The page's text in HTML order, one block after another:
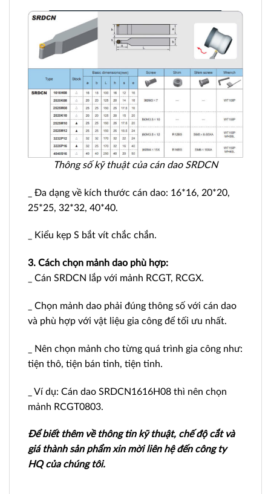
Thông số kỹ thuật của cán dao SRDCN
_ Đa dạng về kích thước cán dao: 16*16, 20*20,
25*25, 32*32, 40*40.
_ Kiểu kẹp S bắt vít chắc chắn.
3. Cách chọn mảnh dao phù hợp:
_ Cán SRDCN lắp với mảnh RCGT, RCGX.
_ Chọn mảnh dao phải đúng thông số với cán dao
và phù hợp với vật liệu gia công để tối ưu nhất.
_ Nên chọn mảnh cho từng quá trình gia công như:
tiện thô, tiện bán tinh, tiện tinh.
_ Ví dụ: Cán dao SRDCN1616H08 thì nên chọn
mảnh RCGT0803.
Để biết thêm về thông tin kỹ thuật, chế độ cắt và
giá thành sản phẩm xin mời liên hệ đến công ty
HQ của chúng tôi.